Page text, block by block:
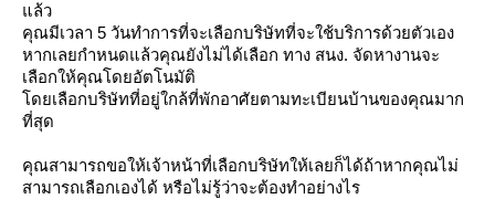
ล้ว
คุณมีเวลา 5 วันทำการที่จะเลือกบริษัทที่จะใช้บริการด้วยตัวเอง
หากเลยกำหนดแล้วคุณยังไม่ได้เลือก ทาง สนง. จัดหางานจะ
เลือกให้คุณโดยอัตโนมัติ
ดยเลือกบริษัทที่อยู่ใกล้ที่พักอาศัยตามทะเบียนบ้านของคุณมาก
ที่สุด
คุณสามารถขอให้เจ้าหน้าที่เลือกบริษัทให้เลยก็ได้ถ้าหากคุณไม่
สามารถเลือกเองได้ หรือไม่รู้ว่าจะต้องทำอย่างไร